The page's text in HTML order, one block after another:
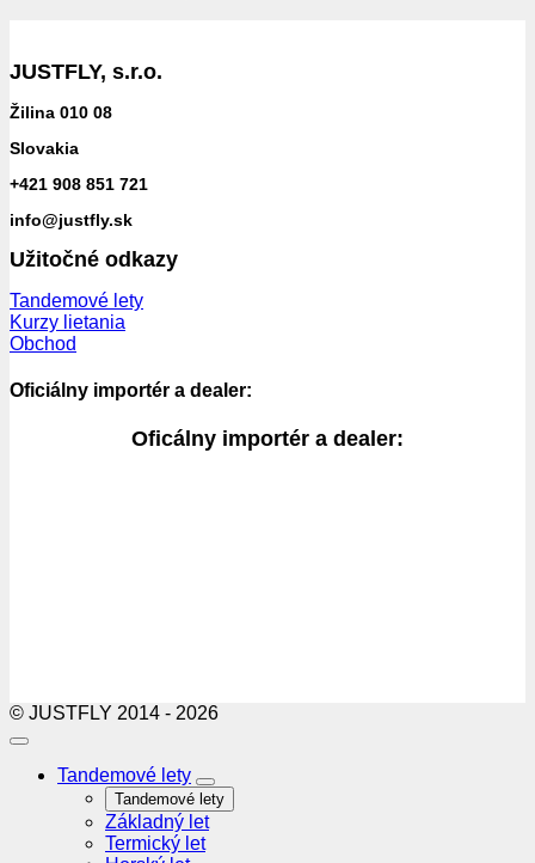
JUSTFLY, s.r.o.
Žilina 010 08
Slovakia
+421 908 851 721
info@justfly.sk
Užitočné odkazy
Tandemové lety
Kurzy lietania
Obchod
Oficiálny importér a dealer:
Oficálny importér a dealer:
© JUSTFLY 2014 - 2026
Tandemové lety
Tandemové lety
Základný let
Termický let